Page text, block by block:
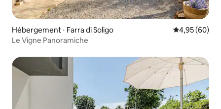
Hébergement ⋅ Farra di Soligo Évaluation
4,95 (60)
Le Vigne Panoramiche